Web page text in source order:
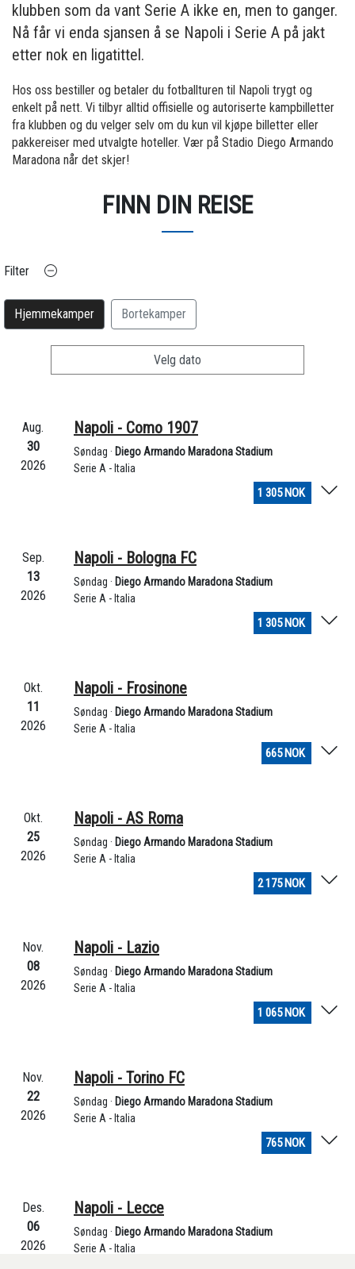
klubben som da vant Serie A ikke en, men to ganger.
Nå får vi enda sjansen å se Napoli i Serie A på jakt
etter nok en ligatittel.
Hos oss bestiller og betaler du fotballturen til Napoli trygt og
enkelt på nett. Vi tilbyr alltid offisielle og autoriserte kampbilletter
fra klubben og du velger selv om du kun vil kjøpe billetter eller
pakkereiser med utvalgte hoteller. Vær på Stadio Diego Armando
Maradona når det skjer!